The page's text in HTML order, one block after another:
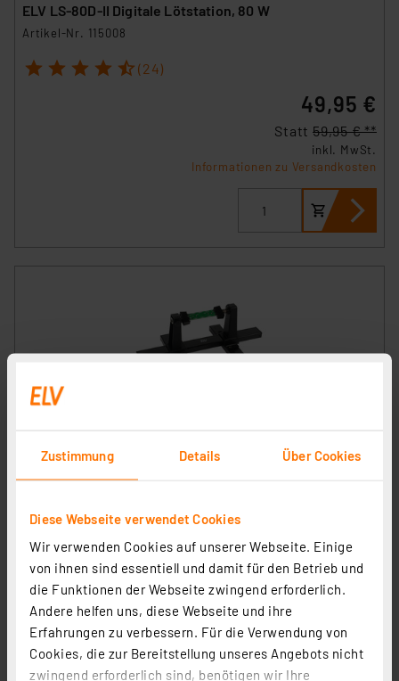
Zustimmung Details Über Cookies
Diese Webseite verwendet Cookies
Wir verwenden Cookies auf unserer Webseite. Einige
von ihnen sind essentiell und damit für den Betrieb und
die Funktionen der Webseite zwingend erforderlich.
Andere helfen uns, diese Webseite und ihre
Erfahrungen zu verbessern. Für die Verwendung von
Cookies, die zur Bereitstellung unseres Angebots nicht
zwingend erforderlich sind, benötigen wir Ihre
ELV LS-80D-II Digitale Lötstation, 80 W
Artikel-Nr. 115008
1 2 3 4 5 (24)
49,95 €
Statt 59,95 € **
inkl. MwSt.
Informationen zu Versandkosten
1 2 3 4 5
inkl. MwSt.
Informationen zu Versandkosten